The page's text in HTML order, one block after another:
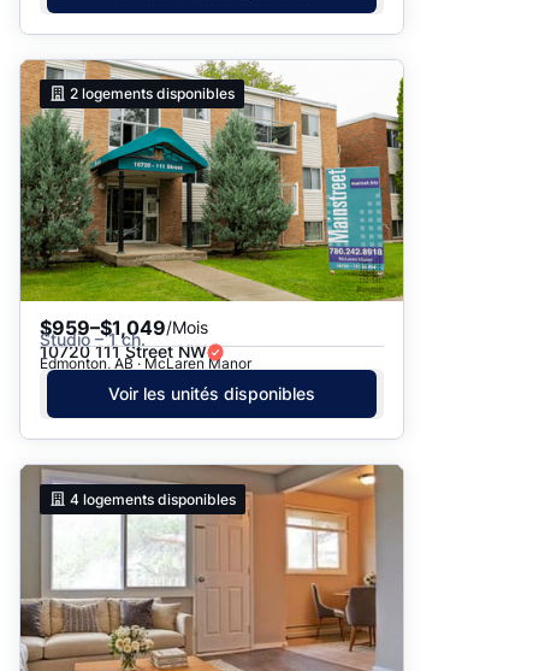
2 logements disponibles
$959–$1,049/Mois
Studio – 1 ch.
10720 111 Street NW
Edmonton, AB · McLaren Manor
Voir les unités disponibles
4 logements disponibles